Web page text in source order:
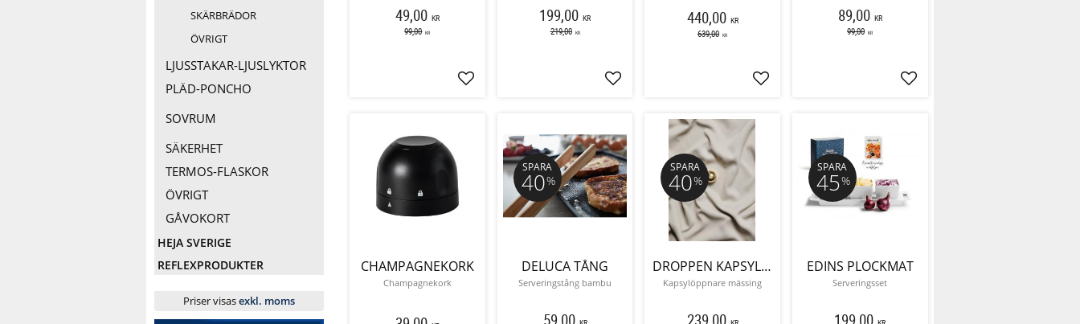
49,00 KR
99,00 KR
Lägg till i favoriter
199,00 KR
219,00 KR
Lägg till i favoriter
440,00 KR
639,00 KR
Lägg till i favoriter
89,00 KR
99,00 KR
Lägg till i favoriter
CHAMPAGNEKORK
Champagnekork
DELUCA TÅNG
Serveringstång bambu
59,00
SPARA
40%
DROPPEN KAPSYLÖPPNARE
Kapsylöppnare mässing
239,00
SPARA
40%
EDINS PLOCKMAT
Serveringsset
199,00
SPARA
45%
SKÄRBRÄDOR
ÖVRIGT
LJUSSTAKAR-LJUSLYKTOR
PLÄD-PONCHO
SOVRUM
SÄKERHET
TERMOS-FLASKOR
ÖVRIGT
GÅVOKORT
HEJA SVERIGE
REFLEXPRODUKTER
Priser visasexkl. moms